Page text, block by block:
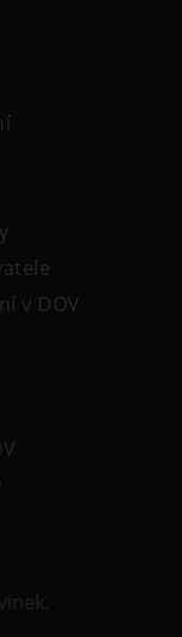
v DOV